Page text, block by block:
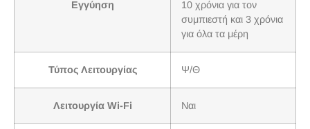
Εγγύηση
10 χρόνια για τον
συμπιεστή και 3 χρόνια
για όλα τα μέρη
Τύπος Λειτουργίας Ψ/Θ
Λειτουργία Wi-Fi Ναι